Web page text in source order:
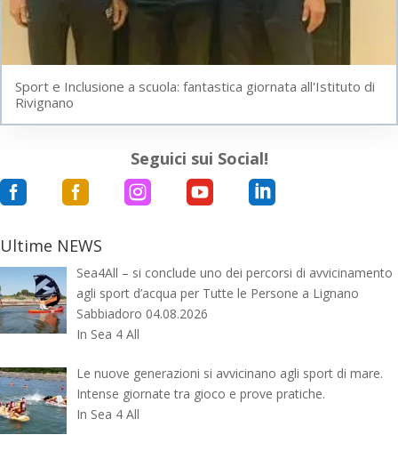
Sport e Inclusione a scuola: fantastica giornata all'Istituto di
Rivignano
Seguici sui Social!
    
Ultime NEWS
Sea4All – si conclude uno dei percorsi di avvicinamento
agli sport d’acqua per Tutte le Persone a Lignano
Sabbiadoro 04.08.2026
In Sea 4 All
Le nuove generazioni si avvicinano agli sport di mare.
Intense giornate tra gioco e prove pratiche.
In Sea 4 All